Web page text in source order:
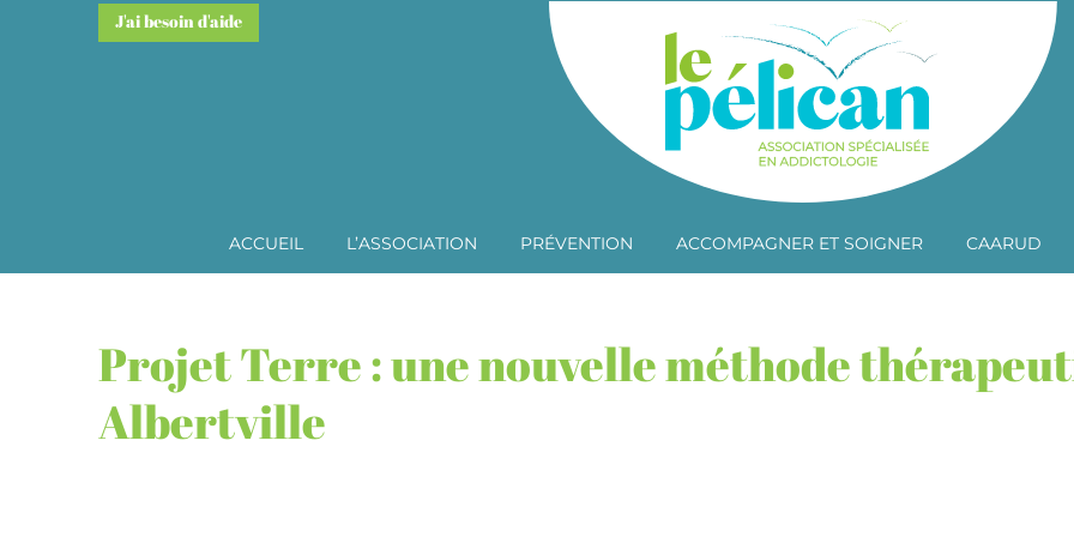
J'ai besoin d'aide
ACCUEIL L’ASSOCIATION PRÉVENTION ACCOMPAGNER ET SOIGNER CAARUD
Projet Terre : une nouvelle méthode
Albertville